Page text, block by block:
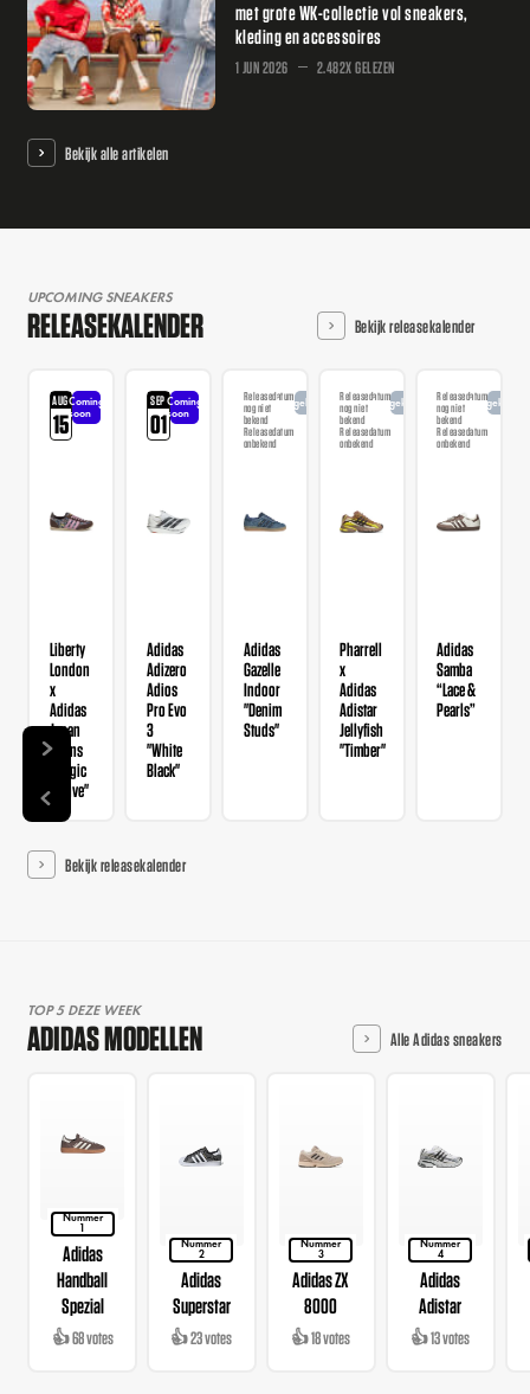
met grote WK-collectie vol sneakers,
kleding en accessoires
1 JUN 2026 2.482X GELEZEN
Bekijk alle artikelen
UPCOMING SNEAKERS
RELEASEKALENDER Bekijk releasekalender
AUG
15
Coming
soon
Liberty
London
x
Adidas
Japan
Wmns
"Magic
Mauve"
SEP
01
Coming
soon
Adidas
Adizero
Adios
Pro Evo
3
"White
Black"
Releasedatum
nog niet
bekend
Releasedatum
onbekend
Aangekondigd
Adidas
Gazelle
Indoor
"Denim
Studs"
Releasedatum
nog niet
bekend
Releasedatum
onbekend
Aangekondigd
Pharrell
x
Adidas
Adistar
Jellyfish
"Timber"
Releasedatum
nog niet
bekend
Releasedatum
onbekend
Adidas
Samba
“Lace &
Pearls”
Bekijk releasekalender
TOP 5 DEZE WEEK
ADIDAS MODELLEN Alle Adidas sneakers
Nummer
1
Adidas
Handball
Spezial
👍 68 votes
Nummer
2
Adidas
Superstar
👍 23 votes
Nummer
3
Adidas ZX
8000
👍 18 votes
Nummer
4
Adidas
Adistar
👍 13 votes